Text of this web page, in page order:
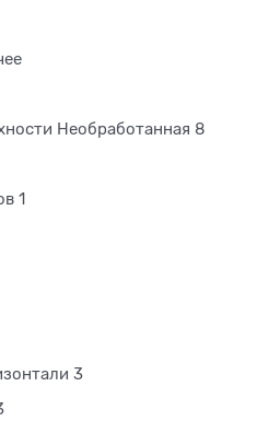
Необработанная 8
1
3